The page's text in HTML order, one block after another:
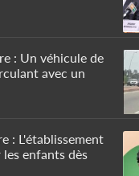
: Un véhicule de
avec un
: L'établissement
enfants dès